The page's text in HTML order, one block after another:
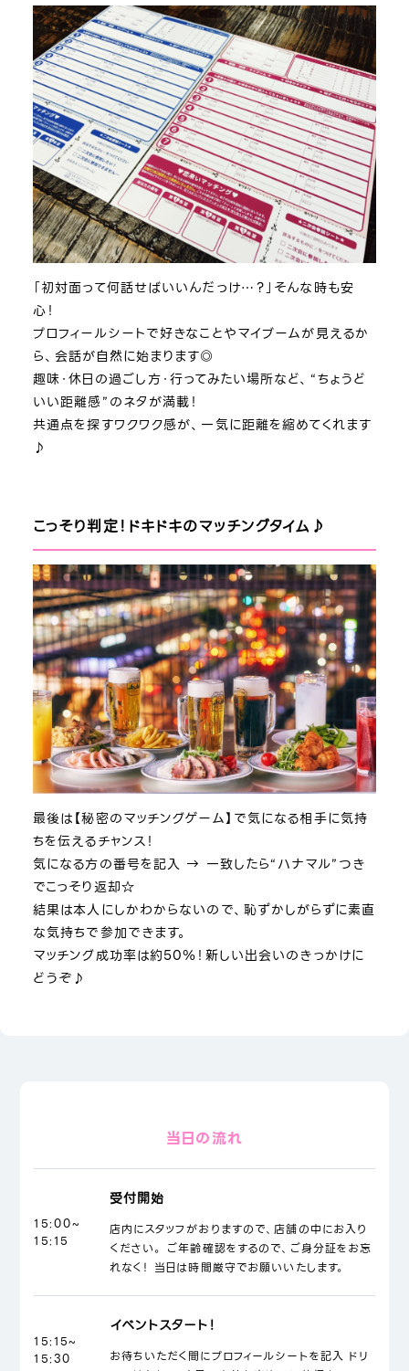
「初対面って何話せばいいんだっけ…？」そんな時も安
心！
プロフィールシートで好きなことやマイブームが見えるか
ら、会話が自然に始まります◎
趣味・休日の過ごし方・行ってみたい場所など、“ちょうど
いい距離感”のネタが満載！
共通点を探すワクワク感が、一気に距離を縮めてくれます
♪
こっそり判定！ドキドキのマッチングタイム♪
最後は【秘密のマッチングゲーム】で気になる相手に気持
ちを伝えるチャンス！
気になる方の番号を記入 → 一致したら“ハナマル”つき
でこっそり返却☆
結果は本人にしかわからないので、恥ずかしがらずに素直
な気持ちで参加できます。
マッチング成功率は約50％！新しい出会いのきっかけに
どうぞ♪
当日の流れ
15:00~
15:15
受付開始
店内にスタッフがおりますので、店舗の中にお入り
ください。 ご年齢確認をするので、ご身分証をお忘
れなく！ 当日は時間厳守でお願いいたします。
15:15~
15:30
イベントスタート！
お待ちいただく間にプロフィールシートを記入 ドリ